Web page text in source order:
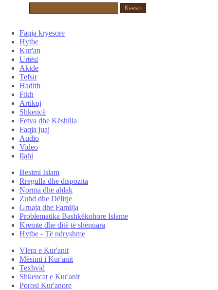
Faqja kryesore
Hytbe
Kur'an
Urtësi
Akide
Tefsir
Hadith
Fikh
Artikuj
Shkencë
Fetva dhe Këshilla
Faqja juaj
Audio
Video
Ilahi
Besimi Islam
Rregulla dhe dispozita
Norma dhe ahlak
Zuhd dhe Dëlirje
Gruaja dhe Familja
Problematika Bashkëkohore Islame
Kremte dhe ditë të shënuara
Hytbe - Të ndryshme
Vlera e Kur'anit
Mësimi i Kur'anit
Texhvid
Shkencat e Kur'anit
Porosi Kur'anore